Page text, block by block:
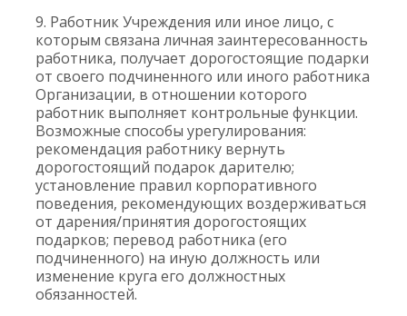
9. Работник Учреждения или иное лицо, с
которым связана личная заинтересованность
работника, получает дорогостоящие подарки
от своего подчиненного или иного работника
Организации, в отношении которого
работник выполняет контрольные функции.
Возможные способы урегулирования:
рекомендация работнику вернуть
дорогостоящий подарок дарителю;
установление правил корпоративного
поведения, рекомендующих воздерживаться
от дарения/принятия дорогостоящих
подарков; перевод работника (его
подчиненного) на иную должность или
изменение круга его должностных
обязанностей.